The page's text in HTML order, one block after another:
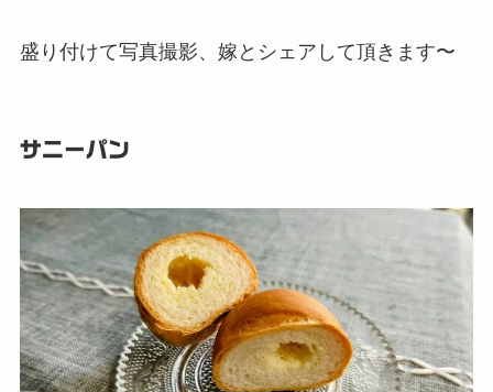
盛り付けて写真撮影、嫁とシェアして頂きます〜
サニーパン